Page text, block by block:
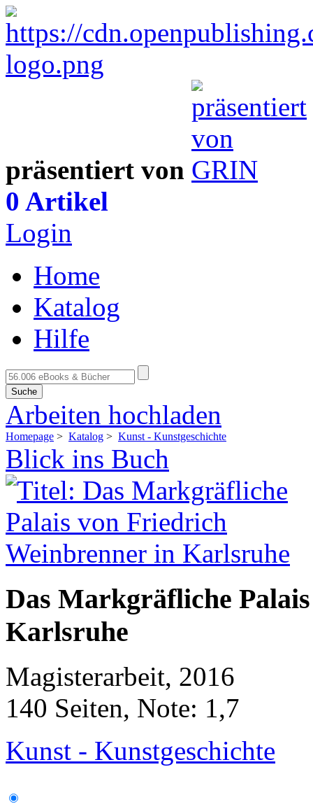
präsentiert von
0 Artikel
Login
Home
Katalog
Hilfe
Suche
Arbeiten hochladen
Homepage > Katalog > Kunst - Kunstgeschichte
Blick ins Buch
Das Markgräfliche
Karlsruhe
Magisterarbeit, 2016
140 Seiten, Note: 1,7
Kunst - Kunstgeschichte